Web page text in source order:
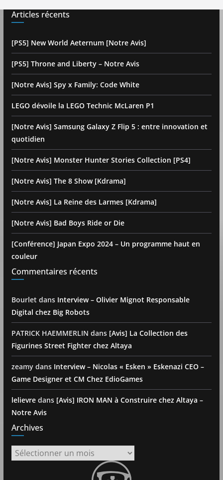
Articles récents
[PS5] New World Aeternum [Notre Avis]
[PS5] Throne and Liberty – Notre Avis
[Notre Avis] Spy x Family: Code White
LEGO dévoile la LEGO Technic McLaren P1
[Notre Avis] Samsung Galaxy Z Flip 5 : entre innovation et
quotidien
[Notre Avis] Monster Hunter Stories Collection [PS4]
[Notre Avis] The 8 Show [Kdrama]
[Notre Avis] La Reine des Larmes [Kdrama]
[Notre Avis] Bad Boys Ride or Die
[Conférence] Japan Expo 2024 – Un programme haut en
couleur
Commentaires récents
Bourlet dans Interview – Olivier Mignot Responsable
Digital chez Big Robots
PATRICK HAEMMERLIN dans [Avis] La Collection des
Figurines Street Fighter chez Altaya
zeamydans Interview – Nicolas « Esken » Eskenazi CEO –
Game Designer et CM Chez EdioGames
lelievredans [Avis] IRON MAN à Construire chez Altaya –
Notre Avis
Archives
Archives